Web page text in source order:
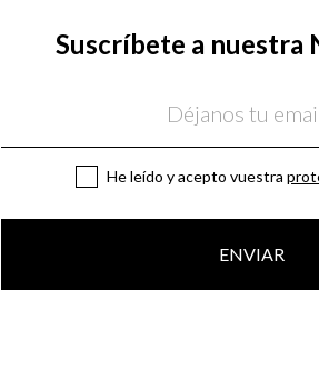
Suscríbete a nuestra
He leído y acepto vuestra
ENVIAR